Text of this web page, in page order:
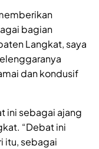
bagian
Langkat, saya
dan kondusif
ini sebagai ajang
“Debat ini
itu, sebagai